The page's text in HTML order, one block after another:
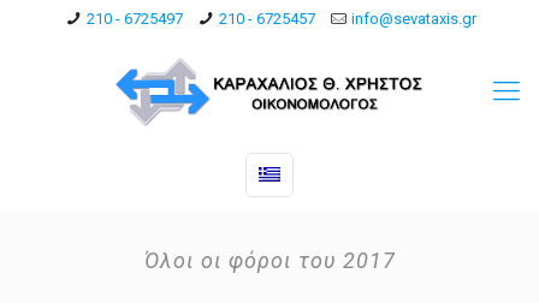
210 - 6725497 210 - 6725457 info@sevataxis.gr
Όλοι οι φόροι του 2017